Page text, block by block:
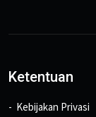
Ketentuan
Kebijakan Privasi